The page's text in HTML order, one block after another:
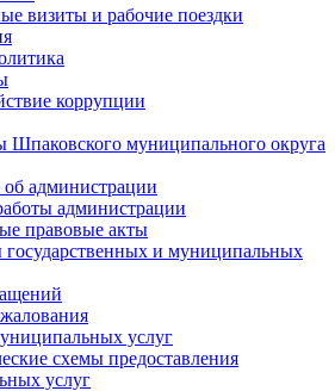
визиты и рабочие поездки
коррупции
Шпаковского муниципального округа
администрации
администрации
правовые акты
государственных и муниципальных
услуг
схемы предоставления
услуг